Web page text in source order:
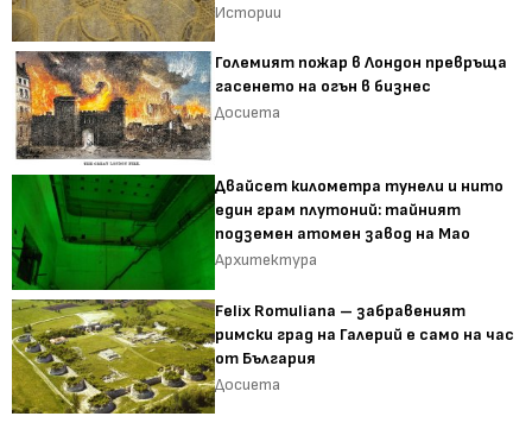
Истории
Големият пожар в Лондон превръща
гасенето на огън в бизнес
Досиета
Двайсет километра тунели и нито
един грам плутоний: тайният
подземен атомен завод на Мао
Архитектура
Felix Romuliana – забравеният
римски град на Галерий е само на час
от България
Досиета